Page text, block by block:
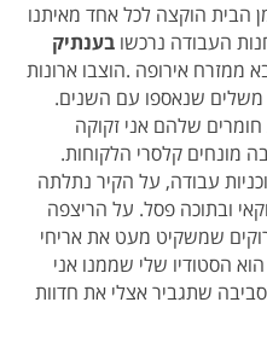
הבית הוקצה לכל אחד מאיתנו
העבודה נרכשו בענתיק
ממזרח אירופה .הוצבו ארונות
משלים שנאספו עם השנים.
שלהם אני זקוקה
מונחים קלסרי הלקוחות.
עבודה, על הקיר נתלתה
ובתוכה פסל. על הריצפה
שמשקיט מעט את אריחי
הסטודיו שלי שממנו אני
שתגביר אצלי את חדוות